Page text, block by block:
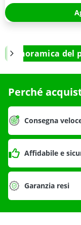
Panoramica del
Perché
Consegna
Affidabile e
Garanzia resi